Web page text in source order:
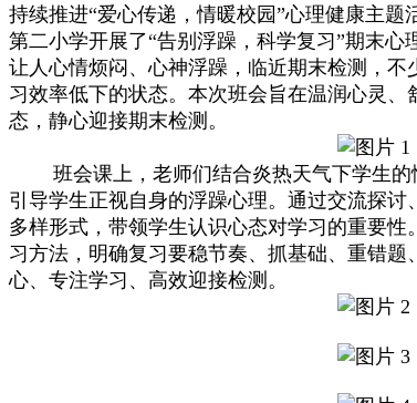
持续推进“爱心传递，情暖校园”心理健康主题
第二小学开展了“告别浮躁，科学复习”期末
让人心情烦闷、心神浮躁，临近期末检测，
习效率低下的状态。本次班会旨在温润心灵
态，静心迎接期末检测。
班会课上，老师们结合炎热天气下学生的
引导学生正视自身的浮躁心理。通过交流探
多样形式，带领学生认识心态对学习的重要
习方法，明确复习要稳节奏、抓基础、重错
心、专注学习、高效迎接检测。